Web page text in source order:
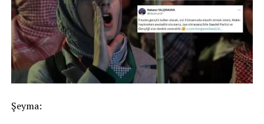
Şeyma: